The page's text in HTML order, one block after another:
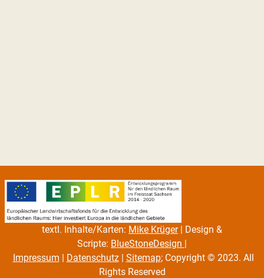
textl. Inhalte/Karten: Mike Krüger| Design &
Scripte: BlueStoneDesign |
Impressum | Datenschutz| Sitemap; Copyright © 2023. All
Rights Reserved